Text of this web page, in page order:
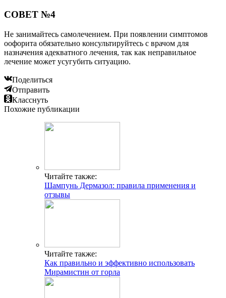
СОВЕТ №4
Не занимайтесь самолечением. При появлении симптомов
оофорита обязательно консультируйтесь с врачом для
назначения адекватного лечения, так как неправильное
лечение может усугубить ситуацию.
Поделиться
Отправить
Класснуть
Похожие публикации
Читайте также:
Шампунь Дермазол: правила применения и
отзывы
Читайте также:
Как правильно и эффективно использовать
Мирамистин от горла